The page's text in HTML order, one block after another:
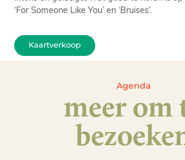
‘For Someone Like You’ en ‘Bruises’.
Kaartverkoop
Agenda
meer om